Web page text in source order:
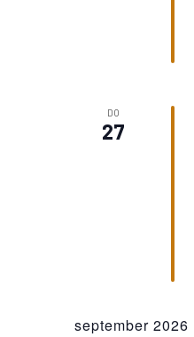
DO
27
september 2026